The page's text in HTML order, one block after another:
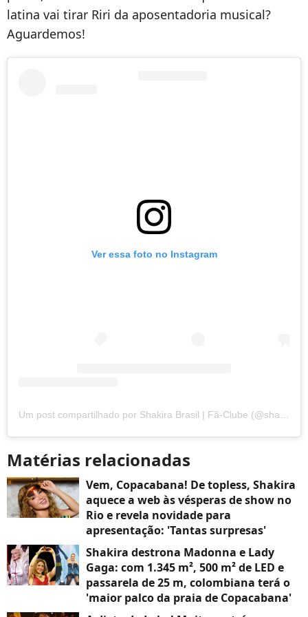
latina vai tirar Riri da aposentadoria musical?
Aguardemos!
Ver essa foto no Instagram
Matérias relacionadas
Vem, Copacabana! De topless, Shakira
aquece a web às vésperas de show no
Rio e revela novidade para
apresentação: 'Tantas surpresas'
Shakira destrona Madonna e Lady
Gaga: com 1.345 m², 500 m² de LED e
passarela de 25 m, colombiana terá o
'maior palco da praia de Copacabana'